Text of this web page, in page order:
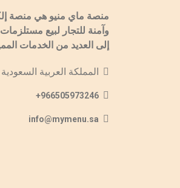
منصة ماي منيو هي منصة
وآمنة للتجار لبيع مستلزمات
إلى العديد من الخدمات
المملكة العربية السعودية
966505973246+
info@mymenu.sa